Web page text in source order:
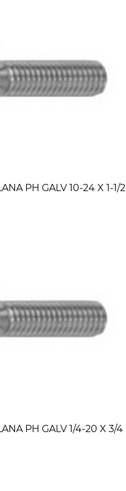
PH GALV 10-24 X 1-1/2
PH GALV 1/4-20 X 3/4